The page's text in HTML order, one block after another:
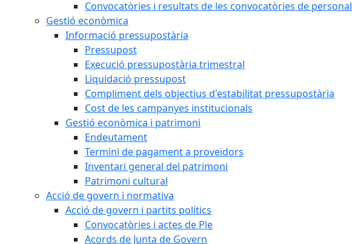
Convocatòries i resultats de les convocatòries de personal
Gestió econòmica
Informació pressupostària
Pressupost
Execució pressupostària trimestral
Liquidació pressupost
Compliment dels objectius d'estabilitat pressupostària
Cost de les campanyes institucionals
Gestió econòmica i patrimoni
Endeutament
Termini de pagament a proveïdors
Inventari general del patrimoni
Patrimoni cultural
Acció de govern i normativa
Acció de govern i partits polítics
Convocatòries i actes de Ple
Acords de Junta de Govern